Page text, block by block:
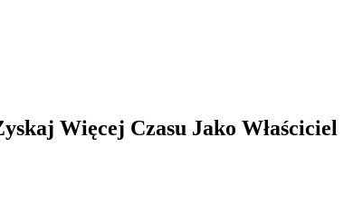
Więcej Czasu Jako Właściciel